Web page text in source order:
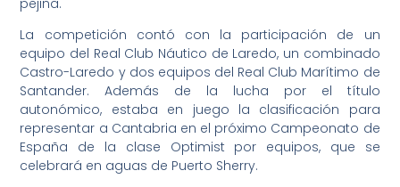
La competición contó con la participación de un
equipo del Real Club Náutico de Laredo, un combinado
Castro-Laredo y dos equipos del Real Club Marítimo de
Santander. Además de la lucha por el título
autonómico, estaba en juego la clasificación para
representar a Cantabria en el próximo Campeonato de
España de la clase Optimist por equipos, que se
celebrará en aguas de Puerto Sherry.